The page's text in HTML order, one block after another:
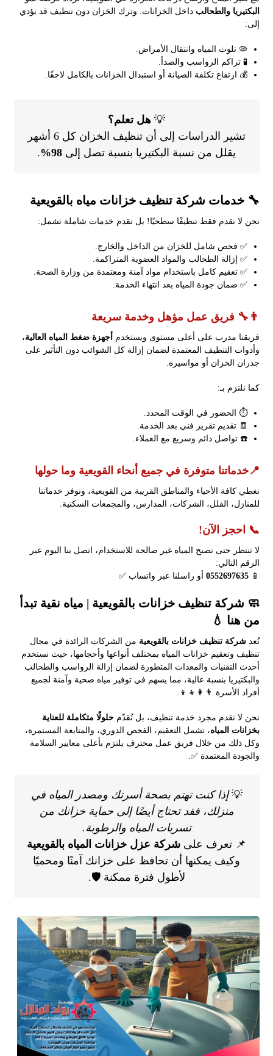
البكتيريا والطحالب داخل الخزانات. وترك الخزان دون تنظيف قد يؤدي
إلى:
🦠 تلوث المياه وانتقال الأمراض.
🧪 تراكم الرواسب والصدأ.
💰 ارتفاع تكلفة الصيانة أو استبدال الخزانات بالكامل لاحقًا.
💡 هل تعلم؟
تشير الدراسات إلى أن تنظيف الخزان كل 6 أشهر
يقلل من نسبة البكتيريا بنسبة تصل إلى 98%
.
🔧 خدمات شركة تنظيف خزانات مياه بالقويعية
نحن لا نقدم فقط تنظيفًا سطحيًا! بل نقدم خدمات شاملة تشمل:
✅ فحص شامل للخزان من الداخل والخارج.
✅ إزالة الطحالب والمواد العضوية المتراكمة.
✅ تعقيم كامل باستخدام مواد آمنة ومعتمدة من وزارة الصحة.
✅ ضمان جودة المياه بعد انتهاء الخدمة.
👨‍🔧 فريق عمل مؤهل وخدمة سريعة
فريقنا مدرب على أعلى مستوى ويستخدم أجهزة ضغط المياه العالية،
وأدوات التنظيف المعتمدة لضمان إزالة كل الشوائب دون التأثير على
جدران الخزان أو مواسيره.
كما نلتزم بـ:
⏱️ الحضور في الوقت المحدد.
🧾 تقديم تقرير فني بعد الخدمة.
☎️ تواصل دائم وسريع مع العملاء.
📍خدماتنا متوفرة في جميع أنحاء القويعية وما حولها
نغطي كافة الأحياء والمناطق القريبة من القويعية، ونوفر خدماتنا
للمنازل، الفلل، الشركات، المدارس، والمجمعات السكنية.
📞 احجز الآن!
لا تنتظر حتى تصبح المياه غير صالحة للاستخدام، اتصل بنا اليوم عبر
الرقم التالي:
📱
0552697635 أو راسلنا عبر واتساب ✅
🧼 شركة تنظيف خزانات بالقويعية | مياه نقية تبدأ
من هنا 💧
تُعدشركة تنظيف خزانات بالقويعية من الشركات الرائدة في مجال
تنظيف وتعقيم خزانات المياه بمختلف أنواعها وأحجامها، حيث نستخدم
أحدث التقنيات والمعدات المتطورة لضمان إزالة الرواسب والطحالب
والبكتيريا بنسبة عالية، مما يسهم في توفير مياه صحية وآمنة لجميع
أفراد الأسرة 👨‍👩‍👧‍👦.
نحن لا نقدم مجرد خدمة تنظيف، بل نُقدّمحلولًا متكاملة للعناية
بخزانات المياه، تشمل التعقيم، الفحص الدوري، والمتابعة المستمرة،
وكل ذلك من خلال فريق عمل محترف يلتزم بأعلى معايير السلامة
والجودة المعتمدة ✅.
💡إذا كنت تهتم بصحة أسرتك ومصدر المياه في
منزلك، فقد تحتاج أيضًا إلى حماية خزانك من
تسربات المياه والرطوبة.
📌 تعرف على شركة عزل خزانات المياه بالقويعية
وكيف يمكنها أن تحافظ على خزانك آمنًا ومحميًا
لأطول فترة ممكنة 🛡️.